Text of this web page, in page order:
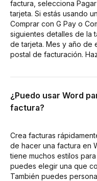
factura, selecciona
tarjeta. Si estás usando
Comprar con G Pay o
siguientes detalles de la
de tarjeta. Mes y año de
postal de facturación.
¿Puedo usar Word
factura?
Crea facturas
de hacer una factura en
tiene muchos estilos
puedes elegir una que
También puedes